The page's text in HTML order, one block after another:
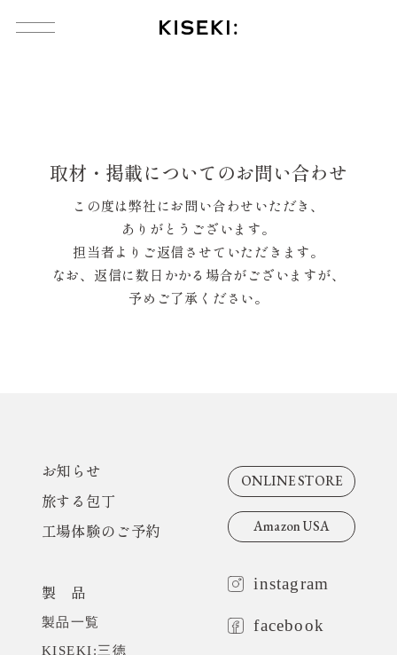
ン
製品一覧
KISEKI:三徳
KISEKI:ペティ
ダイヤモンド砥石・専用ホルダー
KISEKI:について
おいしい切れ味の秘密
開発ストーリー
取材・掲載についてのお問い合わせ
この度は弊社にお問い合わせいただき、
ありがとうございます。
担当者よりご返信させていただきます。
なお、返信に数日かかる場合がございますが、
予めご了承ください。
ONLINE STORE
Amazon USA
instagram
facebook
お知らせ
旅する包丁
工場体験のご予約
製 品
製品一覧
KISEKI:三徳